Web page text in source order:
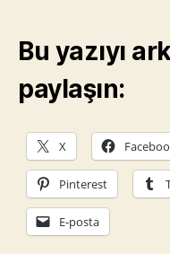
Bu yazıyı
paylaşın:
X
Pinterest
E-posta